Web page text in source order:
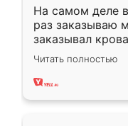
На самом деле
раз заказываю
заказывал
ребёнка при
заказал шкаф-
хорошее сборка
Читать полностью